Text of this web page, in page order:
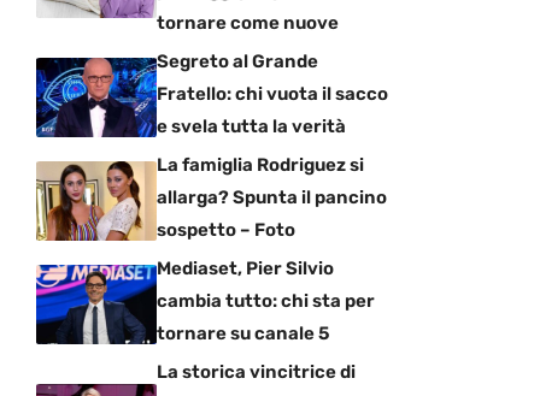
tornare come nuove
Segreto al Grande
Fratello: chi vuota il sacco
e svela tutta la verità
La famiglia Rodriguez si
allarga? Spunta il pancino
sospetto – Foto
Mediaset, Pier Silvio
cambia tutto: chi sta per
tornare su canale 5
La storica vincitrice di